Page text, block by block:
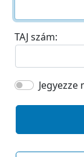
TAJ szám:
Jegyezze